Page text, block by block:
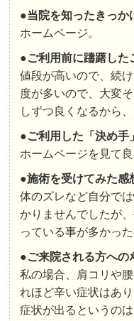
●当院を知ったきっか
ホームページ。
●ご利用前に躊躇した
値段が高いので、続
度が多いので、大変
しずつ良くなるから
●ご利用した「決め手」
ホームページを見て
●施術を受けてみた感
体のズレなど自分で
かりませんでしたが
っている事が多かっ
●ご来院される方へのﾒ
私の場合、肩コリや
れほど辛い症状はあ
症状が出るというの